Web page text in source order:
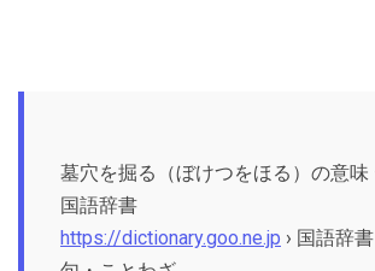
墓穴を掘る（ぼけつをほる）の意味
国語辞書
https://dictionary.goo.ne.jp › 国語辞